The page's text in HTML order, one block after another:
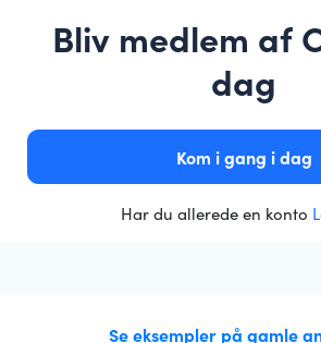
Bliv medlem af
dag
Kom i gang i dag
Har du allerede en konto
Se eksempler på gamle